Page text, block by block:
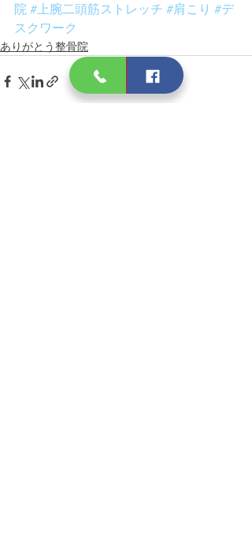
院 #上腕二頭筋ストレッチ #肩こり #デ
スクワーク
ありがとう整骨院